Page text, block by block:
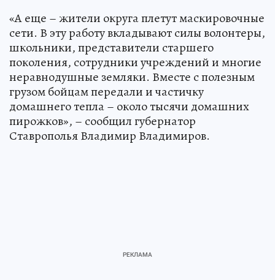
«А еще – жители округа плетут маскировочные
сети. В эту работу вкладывают силы волонтеры,
школьники, представители старшего
поколения, сотрудники учреждений и многие
неравнодушные земляки. Вместе с полезным
грузом бойцам передали и частичку
домашнего тепла – около тысячи домашних
пирожков», – сообщил губернатор
Ставрополья Владимир Владимиров.